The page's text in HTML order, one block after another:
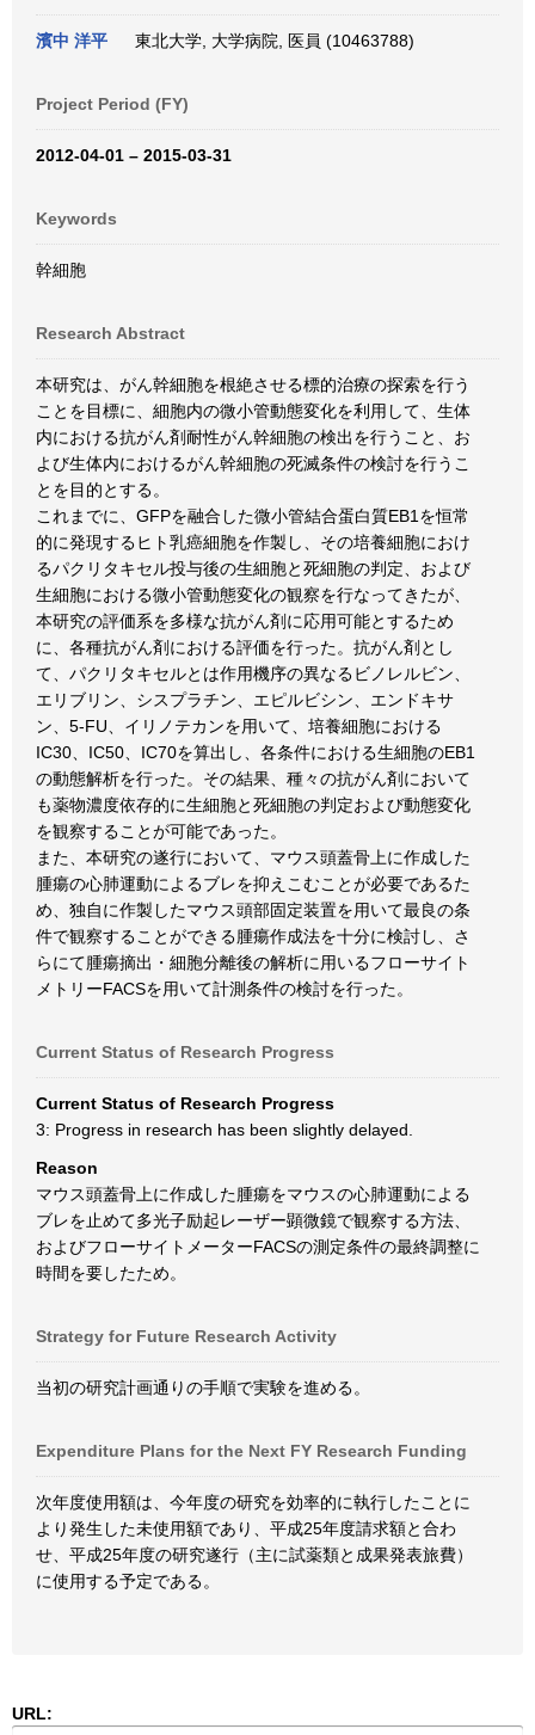
濱中 洋平 東北大学, 大学病院, 医員 (10463788)
Project Period (FY)
2012-04-01 – 2015-03-31
Keywords
幹細胞
Research Abstract
本研究は、がん幹細胞を根絶させる標的治療の探索を行う
ことを目標に、細胞内の微小管動態変化を利用して、生体
内における抗がん剤耐性がん幹細胞の検出を行うこと、お
よび生体内におけるがん幹細胞の死滅条件の検討を行うこ
とを目的とする。
これまでに、GFPを融合した微小管結合蛋白質EB1を恒常
的に発現するヒト乳癌細胞を作製し、その培養細胞におけ
るパクリタキセル投与後の生細胞と死細胞の判定、および
生細胞における微小管動態変化の観察を行なってきたが、
本研究の評価系を多様な抗がん剤に応用可能とするため
に、各種抗がん剤における評価を行った。抗がん剤とし
て、パクリタキセルとは作用機序の異なるビノレルビン、
エリブリン、シスプラチン、エピルビシン、エンドキサ
ン、5-FU、イリノテカンを用いて、培養細胞における
IC30、IC50、IC70を算出し、各条件における生細胞のEB1
の動態解析を行った。その結果、種々の抗がん剤において
も薬物濃度依存的に生細胞と死細胞の判定および動態変化
を観察することが可能であった。
また、本研究の遂行において、マウス頭蓋骨上に作成した
腫瘍の心肺運動によるブレを抑えこむことが必要であるた
め、独自に作製したマウス頭部固定装置を用いて最良の条
件で観察することができる腫瘍作成法を十分に検討し、さ
らにて腫瘍摘出・細胞分離後の解析に用いるフローサイト
メトリーFACSを用いて計測条件の検討を行った。
Current Status of Research Progress
Current Status of Research Progress
3: Progress in research has been slightly delayed.
Reason
マウス頭蓋骨上に作成した腫瘍をマウスの心肺運動による
ブレを止めて多光子励起レーザー顕微鏡で観察する方法、
およびフローサイトメーターFACSの測定条件の最終調整に
時間を要したため。
Strategy for Future Research Activity
当初の研究計画通りの手順で実験を進める。
Expenditure Plans for the Next FY Research Funding
次年度使用額は、今年度の研究を効率的に執行したことに
より発生した未使用額であり、平成25年度請求額と合わ
せ、平成25年度の研究遂行（主に試薬類と成果発表旅費）
に使用する予定である。
URL: